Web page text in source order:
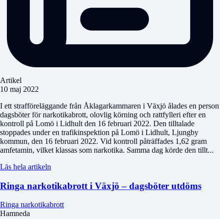
Artikel
10 maj 2022
I ett strafföreläggande från Åklagarkammaren i Växjö ålades en person
dagsböter för narkotikabrott, olovlig körning och rattfylleri efter en
kontroll på Lomö i Lidhult den 16 februari 2022. Den tilltalade
stoppades under en trafikinspektion på Lomö i Lidhult, Ljungby
kommun, den 16 februari 2022. Vid kontroll påträffades 1,62 gram
amfetamin, vilket klassas som narkotika. Samma dag körde den tillt...
Läs hela artikeln
Ringa narkotikabrott i Växjö – dagsböter utdöms
Ringa narkotikabrott
Hamneda